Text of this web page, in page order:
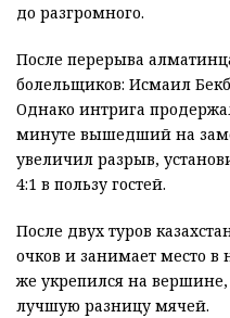
до разгромного.
После перерыва
болельщиков: Исмаил
Однако интрига
минуте вышедший на
увеличил разрыв,
4:1 в пользу гостей.
После двух туров
очков и занимает место
же укрепился на
лучшую разницу мячей.